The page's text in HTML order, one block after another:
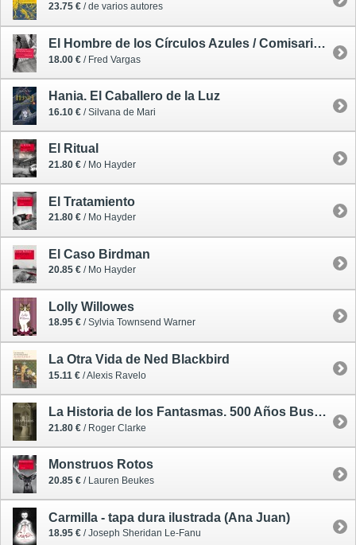
23.75 € / de varios autores
El Hombre de los Círculos Azules / Comisario Adamsberg 1 - rústica
18.00 € / Fred Vargas
Hania. El Caballero de la Luz
16.10 € / Silvana de Mari
El Ritual
21.80 € / Mo Hayder
El Tratamiento
21.80 € / Mo Hayder
El Caso Birdman
20.85 € / Mo Hayder
Lolly Willowes
18.95 € / Sylvia Townsend Warner
La Otra Vida de Ned Blackbird
15.11 € / Alexis Ravelo
La Historia de los Fantasmas. 500 Años Buscando Pruebas
21.80 € / Roger Clarke
Monstruos Rotos
20.85 € / Lauren Beukes
Carmilla - tapa dura ilustrada (Ana Juan)
18.95 € / Joseph Sheridan Le-Fanu